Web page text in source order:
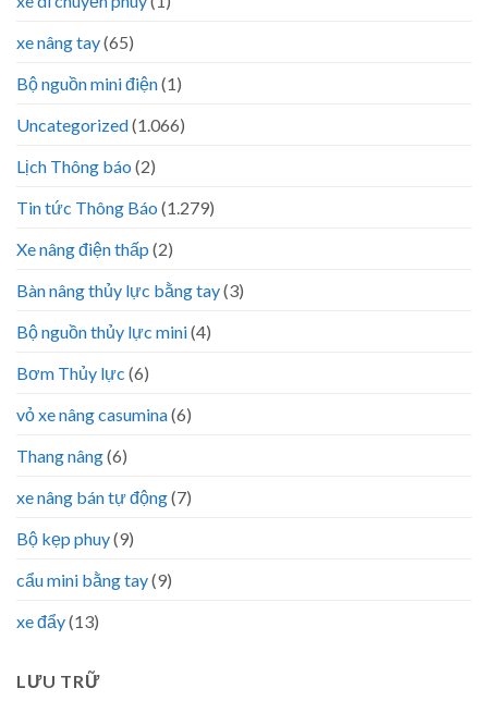
xe nâng tay(65)
Bộ nguồn mini điện(1)
Uncategorized(1.066)
Lịch Thông báo (2)
Tin tức Thông Báo (1.279)
Xe nâng điện thấp (2)
Bàn nâng thủy lực bằng tay(3)
Bộ nguồn thủy lực mini(4)
Bơm Thủy lực (6)
vỏ xe nâng casumina(6)
Thang nâng(6)
xe nâng bán tự động(7)
Bộ kẹp phuy(9)
cẩu mini bằng tay(9)
xe đẩy(13)
LƯU TRỮ